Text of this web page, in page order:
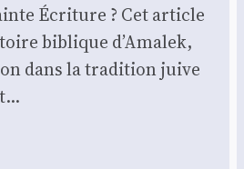
Écriture ? Cet article
biblique d’Amalek,
dans la tradition juive